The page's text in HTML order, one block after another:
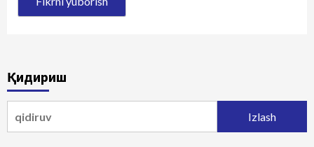
Қидириш